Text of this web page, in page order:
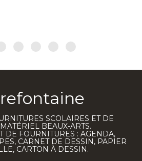
SCOLAIRES ET DE
BEAUX-ARTS.
DE FOURNITURES : AGENDA,
CARNET DE DESSIN, PAPIER
CARTON À DESSIN.